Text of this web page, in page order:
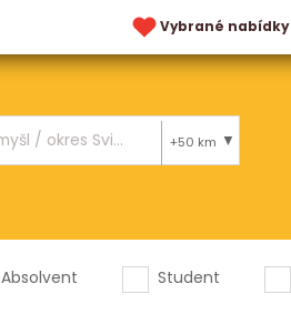
Vybrané nabídky
+50 km
Absolvent Student